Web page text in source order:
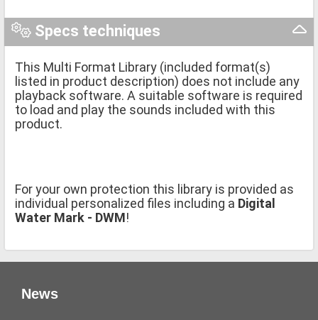
Specs techniques
This Multi Format Library (included format(s)
listed in product description) does not include any
playback software. A suitable software is required
to load and play the sounds included with this
product.
For your own protection this library is provided as
individual personalized files including a Digital
Water Mark - DWM!
News